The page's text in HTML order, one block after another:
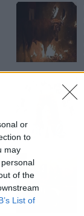
or
to
may
of the
List of